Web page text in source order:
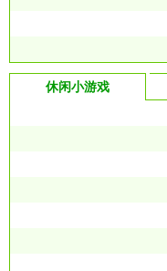
休闲小游戏